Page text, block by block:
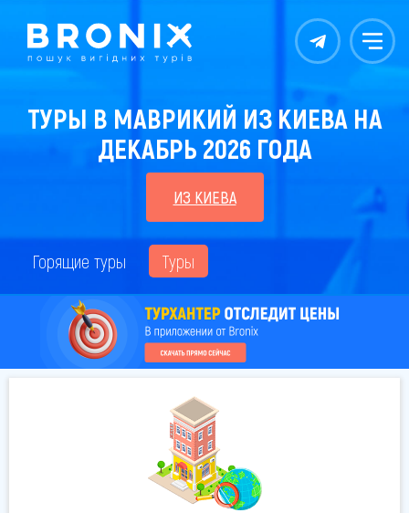
Контакты Меню
ТУРЫ В МАВРИКИЙ ИЗ КИЕВА НА
ДЕКАБРЬ 2026 ГОДА
ИЗ КИЕВА
Горящие туры Туры